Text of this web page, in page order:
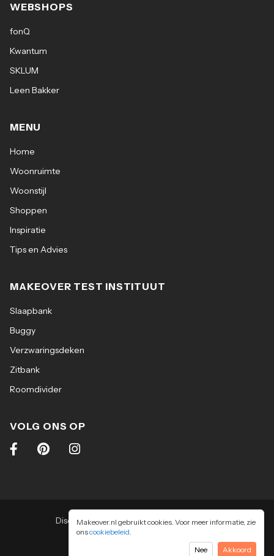
Makeover.nl gebruikt cookies. Voor meer informatie, zie
onscookiebeleid.
Nee
Akkoord
WEBSHOPS
fonQ
Kwantum
SKLUM
Leen Bakker
MENU
Home
Woonruimte
Woonstijl
Shoppen
Inspiratie
Tips en Advies
MAKEOVER TEST INSTITUUT
Slaapbank
Buggy
Verzwaringsdeken
Zitbank
Roomdivider
VOLG ONS OP
Disclaimer | Algemene voorwaarden |
Privacy & cookiebeleid